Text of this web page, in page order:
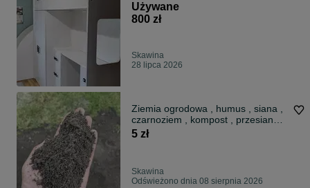
Używane
800 zł
Skawina
28 lipca 2026
Ziemia ogrodowa , humus , siana ,
czarnoziem , kompost , przesiana ,
do ogródka , piasek , ziemia
5 zł
Skawina
Odświeżono dnia 08 sierpnia 2026